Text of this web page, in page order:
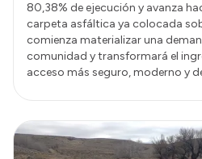
80,38% de ejecución y avanza
carpeta asfáltica ya colocada
comienza materializar una
comunidad y transformará el
acceso más seguro, moderno y